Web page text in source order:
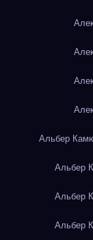
Альбер
Альбер
Альбер
Альбер